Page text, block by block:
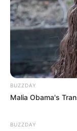
3. Enrole um
caixa de leite.
a vela.
BUZZDAY
Malia Obama's
BUZZDAY